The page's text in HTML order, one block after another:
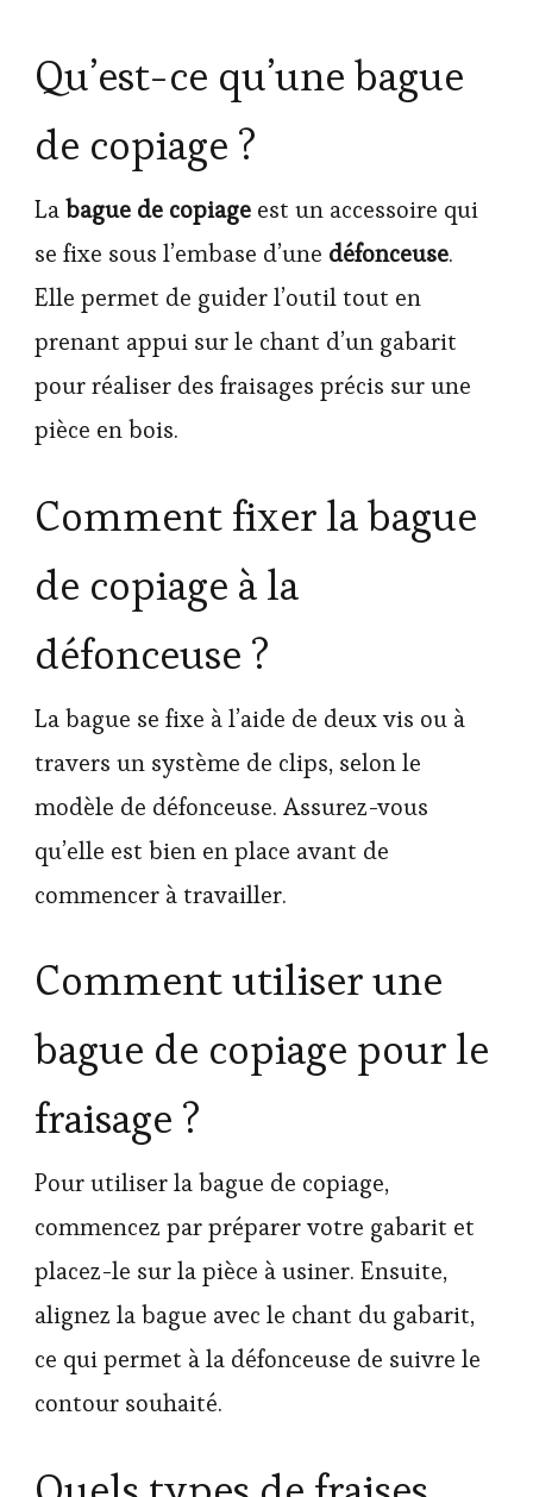
Qu’est-ce qu’une bague
de copiage ?
Labague de copiage est un accessoire qui
se fixe sous l’embase d’une défonceuse.
Elle permet de guider l’outil tout en
prenant appui sur le chant d’un gabarit
pour réaliser des fraisages précis sur une
pièce en bois.
Comment fixer la bague
de copiage à la
défonceuse ?
La bague se fixe à l’aide de deux vis ou à
travers un système de clips, selon le
modèle de défonceuse. Assurez-vous
qu’elle est bien en place avant de
commencer à travailler.
Comment utiliser une
bague de copiage pour le
fraisage ?
Pour utiliser la bague de copiage,
commencez par préparer votre gabarit et
placez-le sur la pièce à usiner. Ensuite,
alignez la bague avec le chant du gabarit,
ce qui permet à la défonceuse de suivre le
contour souhaité.